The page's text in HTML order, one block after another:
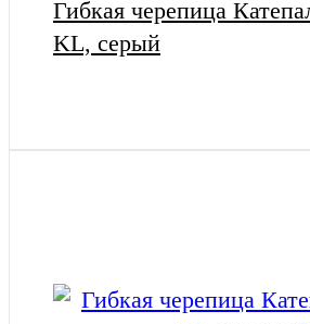
Гибкая черепица
KL, серый